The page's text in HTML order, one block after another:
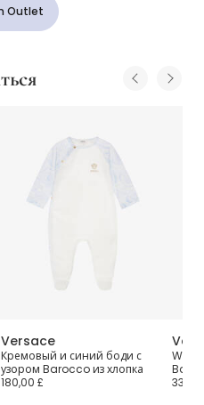
Outlet
Versace
Кремовый и синий боди с
узором Barocco из хлопка
180,00 £